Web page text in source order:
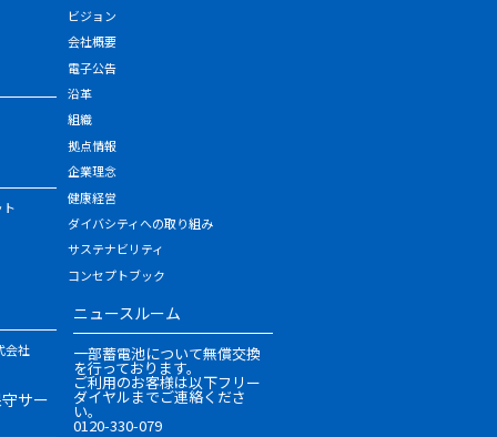
会社
サー
ビジョン
会社概要
電子公告
沿革
組織
拠点情報
企業理念
健康経営
ダイバシティへの取り組み
サステナビリティ
コンセプトブック
ニュースルーム
一部蓄電池について無償交換
を行っております。
ご利用のお客様は以下フリー
ダイヤルまでご連絡くださ
い。
0120-330-079